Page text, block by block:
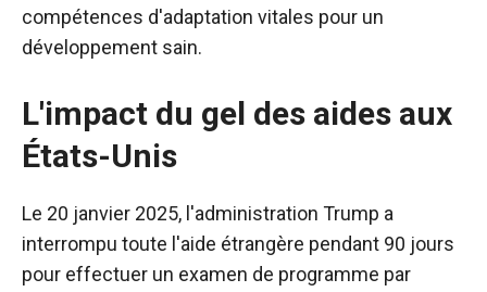
compétences d'adaptation vitales pour un
développement sain.
L'impact du gel des aides aux
États-Unis
Le 20 janvier 2025, l'administration Trump a
interrompu toute l'aide étrangère pendant 90 jours
pour effectuer un examen de programme par